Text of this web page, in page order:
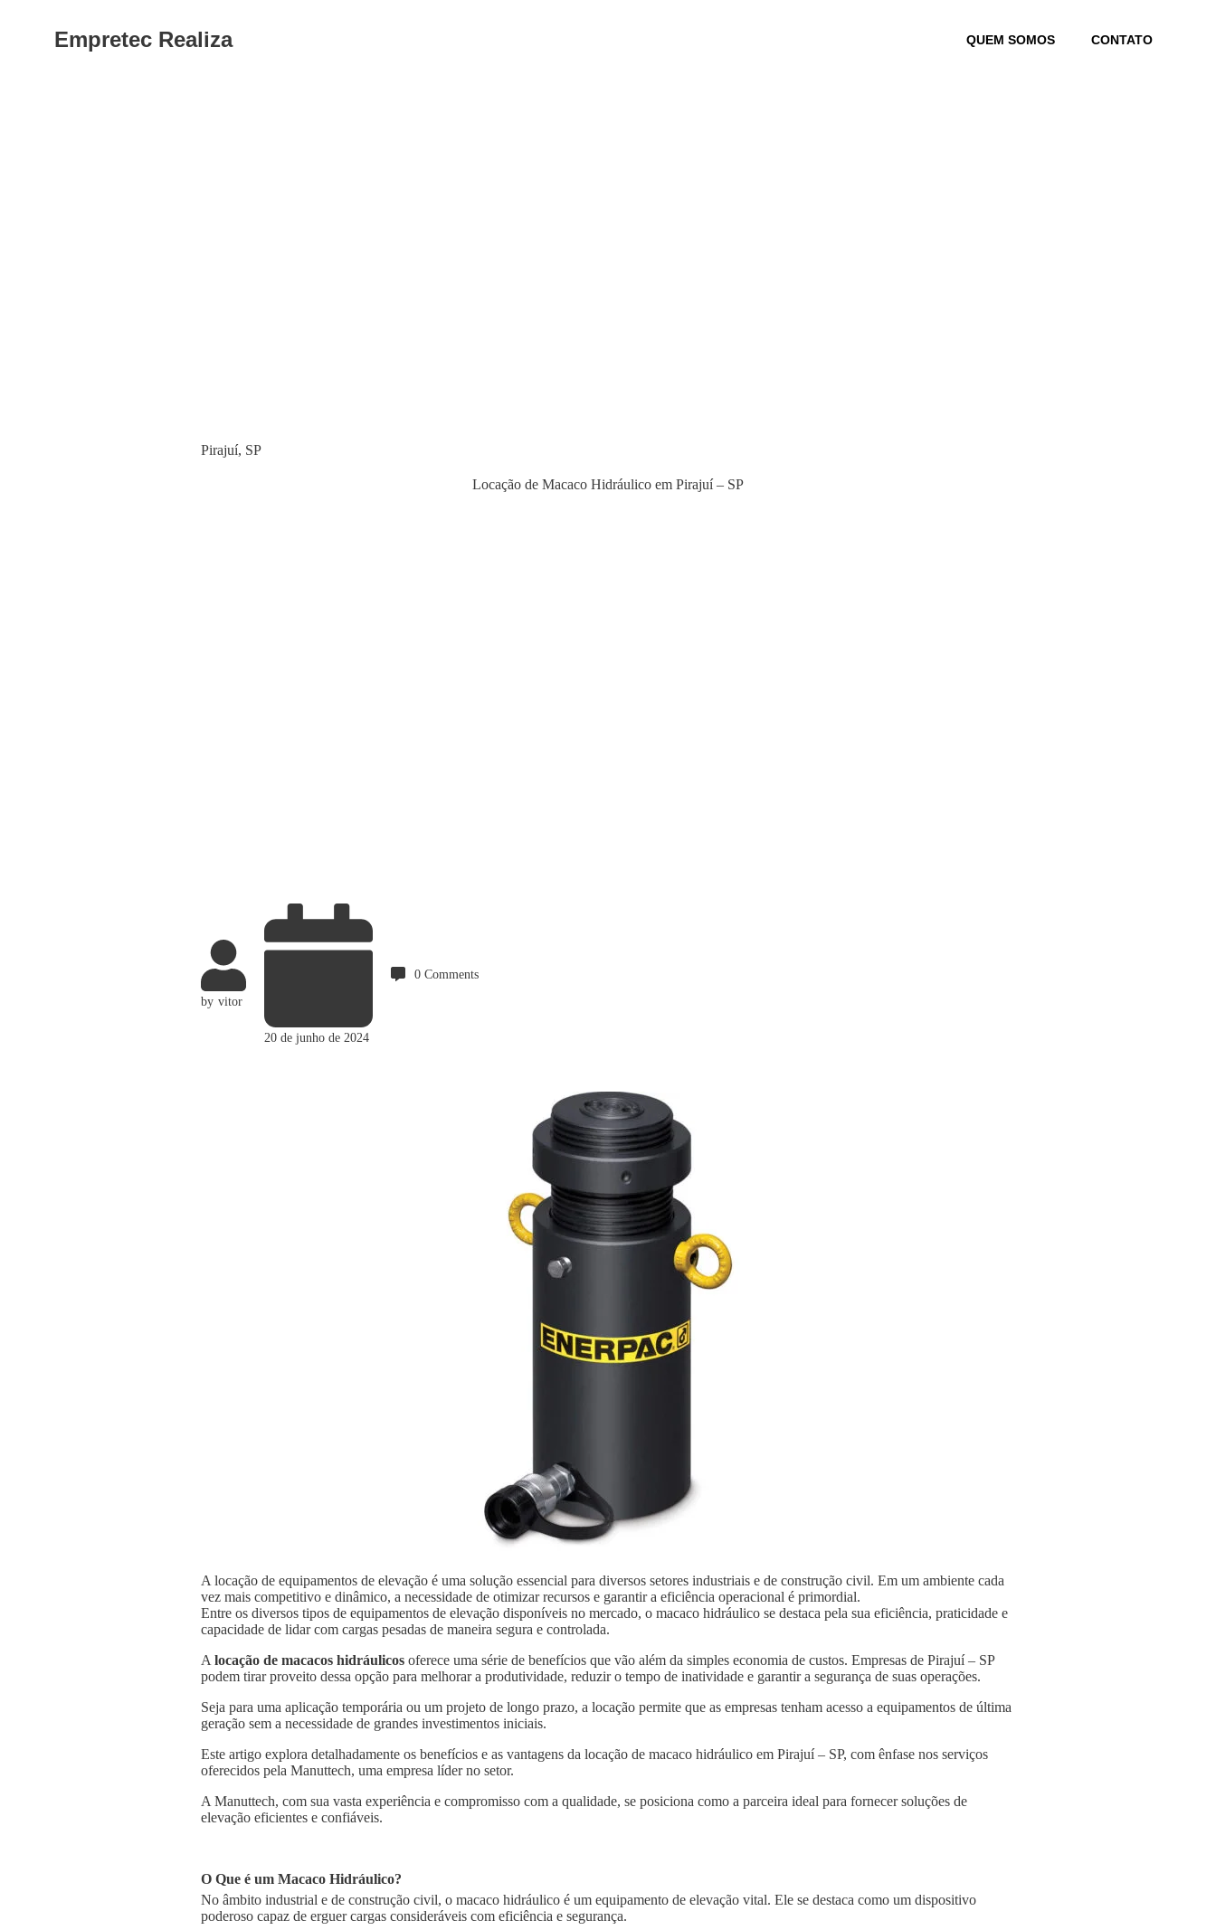
Empretec Realiza QUEM SOMOS CONTATO
Locação de Macaco Hidráulico em Pirajuí – SP
Category
Pirajuí, SP
by vitor
20 de junho de 2024
0 Comments
A locação de equipamentos de elevação é uma solução essencial para diversos setores industriais e de construção civil. Em um ambiente cada
vez mais competitivo e dinâmico, a necessidade de otimizar recursos e garantir a eficiência operacional é primordial.
Entre os diversos tipos de equipamentos de elevação disponíveis no mercado, o macaco hidráulico se destaca pela sua eficiência, praticidade e
capacidade de lidar com cargas pesadas de maneira segura e controlada.
A locação de macacos hidráulicos oferece uma série de benefícios que vão além da simples economia de custos. Empresas de Pirajuí – SP
podem tirar proveito dessa opção para melhorar a produtividade, reduzir o tempo de inatividade e garantir a segurança de suas operações.
Seja para uma aplicação temporária ou um projeto de longo prazo, a locação permite que as empresas tenham acesso a equipamentos de última
geração sem a necessidade de grandes investimentos iniciais.
Este artigo explora detalhadamente os benefícios e as vantagens da locação de macaco hidráulico em Pirajuí – SP, com ênfase nos serviços
oferecidos pela Manuttech, uma empresa líder no setor.
A Manuttech, com sua vasta experiência e compromisso com a qualidade, se posiciona como a parceira ideal para fornecer soluções de
elevação eficientes e confiáveis.
O Que é um Macaco Hidráulico?
No âmbito industrial e de construção civil, o macaco hidráulico é um equipamento de elevação vital. Ele se destaca como um dispositivo
poderoso capaz de erguer cargas consideráveis com eficiência e segurança.